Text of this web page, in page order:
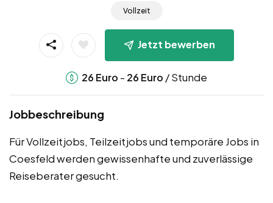
Vollzeit
Jetzt bewerben
26 Euro - 26 Euro / Stunde
Jobbeschreibung
Für Vollzeitjobs, Teilzeitjobs und temporäre Jobs in
Coesfeld werden gewissenhafte und zuverlässige
Reiseberater gesucht.